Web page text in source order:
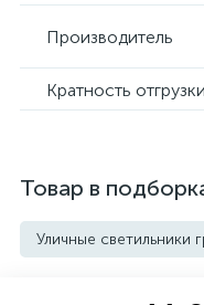
Производитель
Кратность отгрузки
Товар в
Уличные светильники